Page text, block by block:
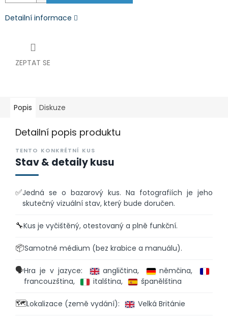
Detailní informace
ZEPTAT SE
Popis Diskuze
Detailní popis produktu
TENTO KONKRÉTNÍ KUS
Stav & detaily kusu
✅Jedná se o bazarový kus. Na fotografiích je jeho
skutečný vizuální stav, který bude doručen.
🔧Kus je vyčištěný, otestovaný a plně funkční.
📦Samotné médium (bez krabice a manuálu).
🗣️Hra je v jazyce: angličtina,
němčina,
francouzština,
italština, španělština
🗺️Lokalizace (země vydání): Velká Británie